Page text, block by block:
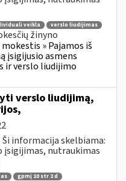
veikla
verslo liudijimas
žinyno
» Pajamos iš
įsigijusio asmens
ir verslo liudijimo
verslo liudijimą,
Ši informacija skelbiama:
įsigijimas, nutraukimas
gpmį 10 str 2 d